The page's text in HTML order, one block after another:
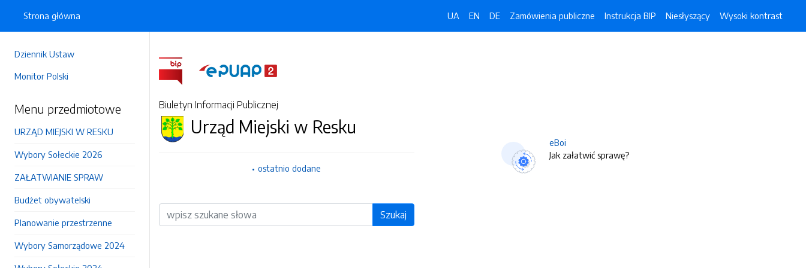
Dziennik Ustaw
Monitor Polski
Menu przedmiotowe
URZĄD MIEJSKI W RESKU
Wybory Sołeckie 2026
ZAŁATWIANIE SPRAW
Budżet obywatelski
Planowanie przestrzenne
Wybory Samorządowe 2024
Strona główna UA EN DE Zamówienia publiczne Instrukcja BIP Niesłyszący Wysoki kontrast
Biuletyn Informacji Publicznej
Urząd Miejski w Resku
ostatnio dodane
Wyszukiwarka Szukaj
eBoi
Jak załatwić sprawę?